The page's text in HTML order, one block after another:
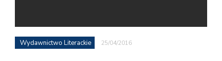
Wydawnictwo Literackie 25/04/2016